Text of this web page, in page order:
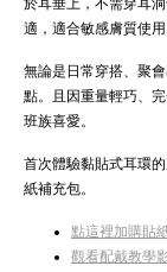
於耳垂上，不需穿耳
適，適合敏感膚質使用
無論是日常穿搭、聚
點。且因重量輕巧、
班族喜愛。
首次體驗黏貼式耳環
紙補充包。
點這裡加購貼
觀看配戴教學